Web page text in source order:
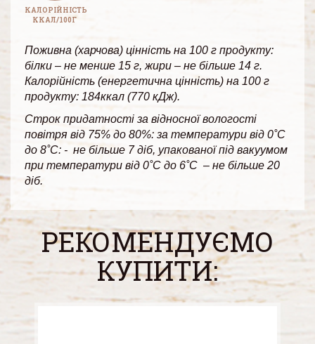
КАЛОРІЙНІСТЬ
ККАЛ/100Г
Поживна (харчова) цінність на 100 г продукту:
білки – не менше 15 г, жири – не більше 14 г.
Калорійність (енергетична цінність) на 100 г
продукту: 184ккал (770 кДж).
Строк придатності за відносної вологості
повітря від 75% до 80%: за температури від 0˚С
до 8˚С: - не більше 7 діб, упакованої під вакуумом
при температури від 0˚С до 6˚С – не більше 20
діб.
РЕКОМЕНДУЄМО
КУПИТИ: